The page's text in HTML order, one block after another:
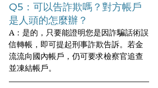
Q5：可以告詐欺嗎？對方帳戶
是人頭的怎麼辦？
A：是的，只要能證明您是因詐騙話術誤
信轉帳，即可提起刑事詐欺告訴。若金
流流向國內帳戶，仍可要求檢察官追查
並凍結帳戶。